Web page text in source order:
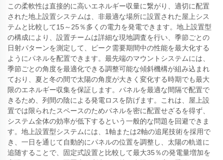
この柔軟性は直接的に高いエネルギー収量に繋がり、適切に配置
された地上設置システムは、非最適な場所に設置された屋上シス
テムと比較して15～25％多くの電力を発電できます。地上設置型
の構成により、設置チームは詳細な現地調査を行い、季節ごとの
日射パターンを測定して、ピーク需要期間中の性能を最大化する
ようにパネルを配置できます。最先端のマウントシステムには、
季節ごとの角度を最適化できる調整可能な傾斜機構が組み込まれ
ており、夏と冬の間で太陽の角度が大きく変化する時期でも最大
限のエネルギー収集を保証します。パネルを最適な間隔で配置で
きるため、列間の陰による発電ロスを防げます。これは、屋上設
置では限られたスペースのためパネルを密に配置せざるを得ず、
システム全体の効率が低下するという一般的な問題を回避できま
す。地上設置型システムには、1軸または2軸の追尾技術を採用で
き、一日を通じて自動的にパネルの位置を調整し、太陽の軌道に
追随することで、固定式設置と比較して最大35％の発電量増加を